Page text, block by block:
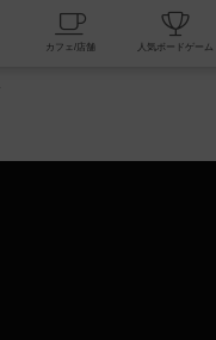
掲示板一覧 カフェ/店舗